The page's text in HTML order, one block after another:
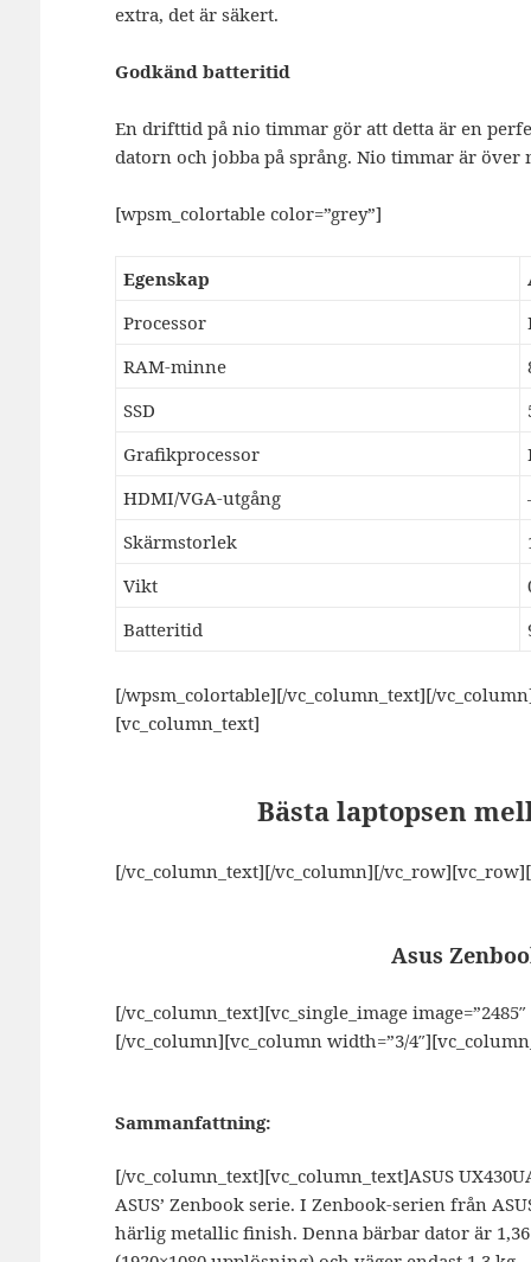
extra, det är säkert.
Godkänd batteritid
En drifttid på nio timmar gör att detta är en
datorn och jobba på språng. Nio timmar är
[wpsm_colortable color=”grey”]
Egenskap
Processor
RAM-minne
SSD
Grafikprocessor
HDMI/VGA-utgång
Skärmstorlek
Vikt
Batteritid
[/wpsm_colortable][/vc_column_text][/
[vc_column_text]
Bästa laptopsen
[/vc_column_text][/vc_column][/
Asus
[/vc_column_text][vc_single_image
[/vc_column][vc_column width=”3/
Sammanfattning:
[/vc_column_text][vc_column_text]ASUS
ASUS’ Zenbook serie. I Zenbook-serien från
härlig metallic finish. Denna bärbar dator är